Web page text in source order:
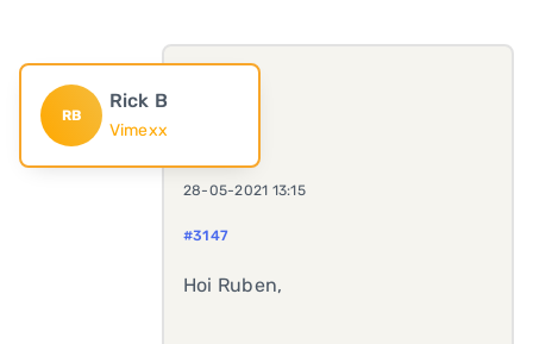
RB
Rick B
Vimexx
28-05-2021 13:15
#3147
Hoi Ruben,